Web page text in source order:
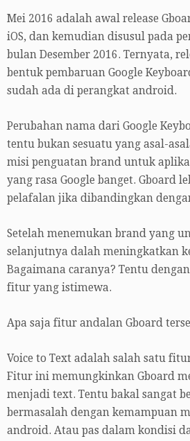
Mei 2016 adalah awal release
iOS, dan kemudian disusul pada
bulan Desember 2016. Ternyata,
bentuk pembaruan Google
sudah ada di perangkat android.
Perubahan nama dari Google
tentu bukan sesuatu yang asal-
misi penguatan brand untuk
yang rasa Google banget. Gboard
pelafalan jika dibandingkan
Setelah menemukan brand yang
selanjutnya dalah meningkatkan
Bagaimana caranya? Tentu
fitur yang istimewa.
Apa saja fitur andalan Gboard
Voice to Text adalah salah satu
Fitur ini memungkinkan Gboard
menjadi text. Tentu bakal sangat
bermasalah dengan kemampuan
android. Atau pas dalam kondisi